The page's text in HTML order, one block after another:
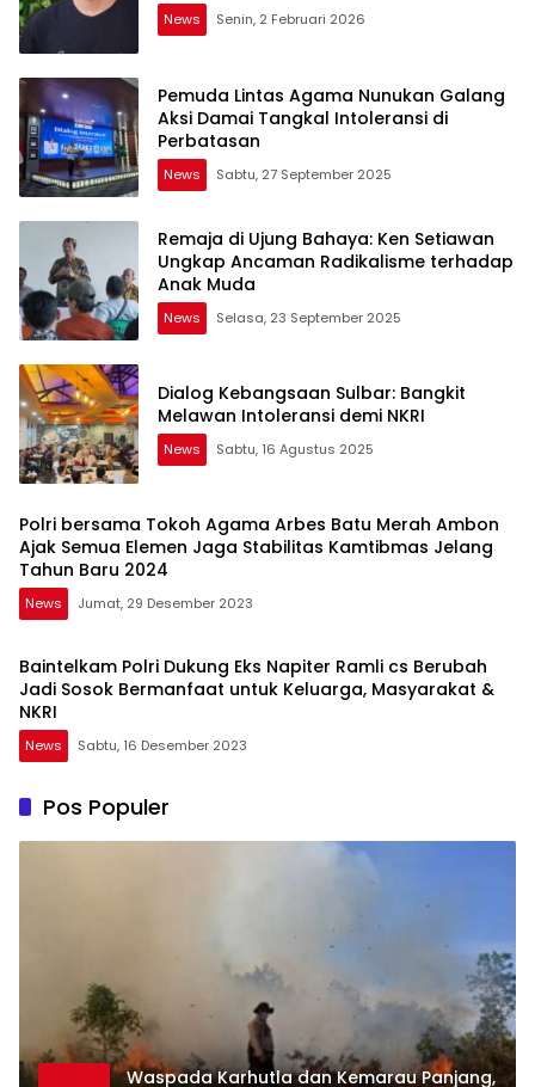
News Senin, 2 Februari 2026
Pemuda Lintas Agama Nunukan Galang
Aksi Damai Tangkal Intoleransi di
Perbatasan
News Sabtu, 27 September 2025
Remaja di Ujung Bahaya: Ken Setiawan
Ungkap Ancaman Radikalisme terhadap
Anak Muda
News Selasa, 23 September 2025
Dialog Kebangsaan Sulbar: Bangkit
Melawan Intoleransi demi NKRI
News Sabtu, 16 Agustus 2025
Polri bersama Tokoh Agama Arbes Batu Merah Ambon
Ajak Semua Elemen Jaga Stabilitas Kamtibmas Jelang
Tahun Baru 2024
News Jumat, 29 Desember 2023
Baintelkam Polri Dukung Eks Napiter Ramli cs Berubah
Jadi Sosok Bermanfaat untuk Keluarga, Masyarakat &
NKRI
News Sabtu, 16 Desember 2023
Pos Populer
Waspada Karhutla dan Kemarau Panjang,